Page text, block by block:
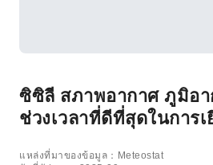
ซิซิลี สภาพอากาศ ภูมิอา
ช่วงเวลาที่ดีที่สุดในการ
แหล่งที่มาของข้อมูล：Meteostat